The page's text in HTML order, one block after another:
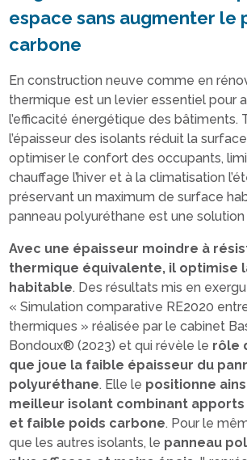
espace sans augmenter le
carbone
En construction neuve comme en
thermique est un levier essentiel pour
l’efficacité énergétique des bâtiments.
l’épaisseur des isolants réduit la
optimiser le confort des occupants,
chauffage l’hiver et à la climatisation
préservant un maximum de surface
panneau polyuréthane est une solution
Avec une épaisseur moindre à
thermique équivalente, il optimise
habitable. Des résultats mis en
« Simulation comparative RE2020
thermiques » réalisée par le cabinet
Bondoux® (2023) et qui révèle le rôle
que joue la faible épaisseur du
polyuréthane. Elle le positionne
meilleur isolant combinant
et faible poids carbone. Pour le
que les autres isolants, le panneau